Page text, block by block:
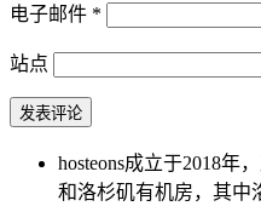
电子邮件 *
站点
hosteons成立于2018年
和洛杉矶有机房，其中